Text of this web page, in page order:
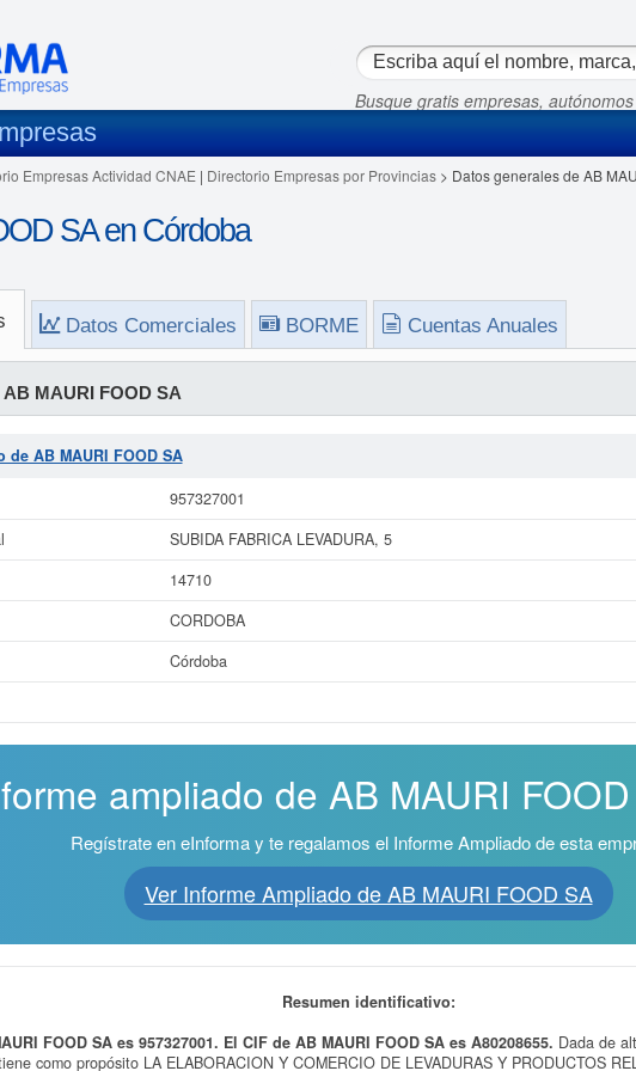
Busque gratis empresas,
Empresas Actividad CNAE | Directorio Empresas por Provincias> Datos generales de AB
SA en Córdoba
Datos Comerciales BORME Cuentas Anuales
AB MAURI FOOD SA
AB MAURI FOOD SA
957327001
SUBIDA FABRICA LEVADURA, 5
14710
CORDOBA
Córdoba
ampliado de AB MAURI
Regístrate en eInforma y te regalamos el Informe Ampliado de esta
Ver Informe Ampliado de AB MAURI FOOD SA
Resumen identificativo:
FOOD SA es 957327001. El CIF de AB MAURI FOOD SA es A80208655. Dada de
como propósito LA ELABORACION Y COMERCIO DE LEVADURAS Y PRODUCTOS